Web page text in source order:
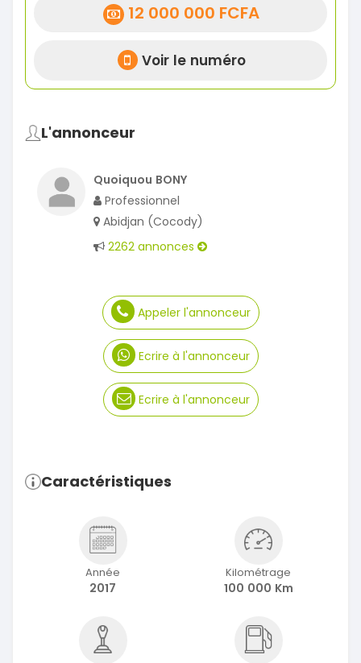
12 000 000 FCFA
Voir le numéro
L'annonceur
Quoiquou BONY
Professionnel
Abidjan (Cocody)
2262 annonces
Appeler l'annonceur
Ecrire à l'annonceur
Ecrire à l'annonceur
Caractéristiques
Année
2017
Kilométrage
100 000 Km